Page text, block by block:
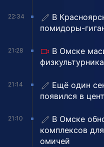
22:34
В
помидоры-
21:28
В Омске
физкультурника
21:14
Ещё один
появился в
21:10
В Омске
комплексов
омичей